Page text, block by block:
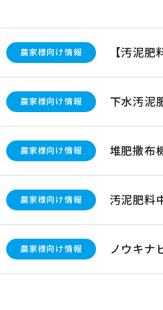
農家様向け情報 【汚泥
農家様向け情報 下水汚泥
農家様向け情報 堆肥撒布
農家様向け情報 汚泥肥料
農家様向け情報 ノウキナ